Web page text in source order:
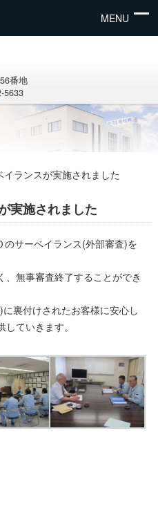
MENU
番地
5633
イランスが実施されました
実施されました
サーベイランス(外部審査)を
無事審査終了することができ
裏付けされたお客様に安心し
ていきます。